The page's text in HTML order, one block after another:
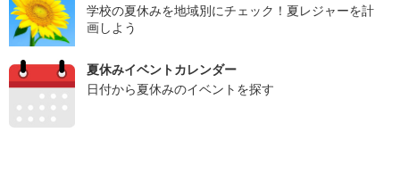
学校の夏休みを地域別にチェック！夏レジャーを計
画しよう
夏休みイベントカレンダー
日付から夏休みのイベントを探す